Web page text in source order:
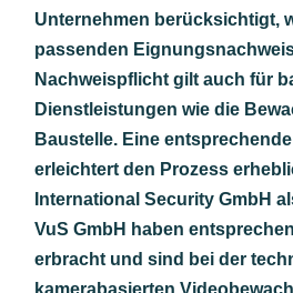
Unternehmen berücksichtigt,
passenden
Nachweispflicht gilt auch für
Dienstleistungen wie die
Baustelle. Eine
erleichtert den Prozess
International Security GmbH
VuS GmbH haben
erbracht und sind bei der
kamerabasierten